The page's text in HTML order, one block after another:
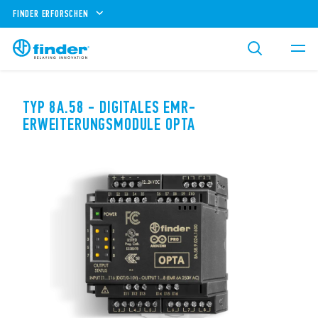
FINDER ERFORSCHEN
TYP 8A.58 - DIGITALES EMR-
ERWEITERUNGSMODULE OPTA